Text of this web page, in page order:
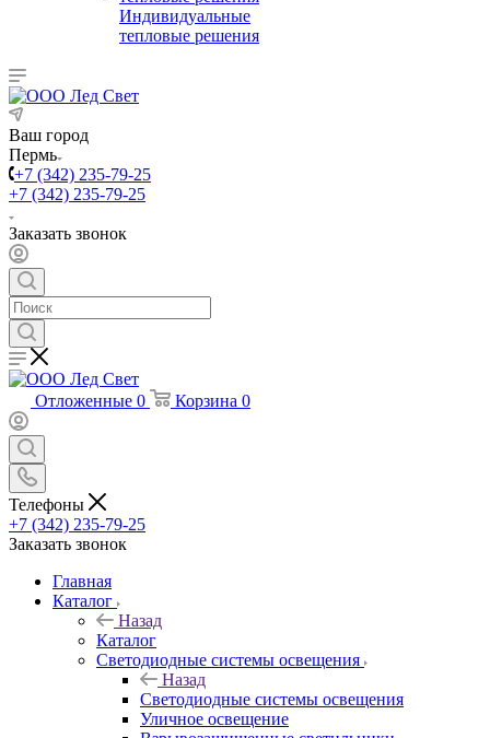
Индивидуальные
тепловые решения
Ваш город
Пермь
+7 (342) 235-79-25
+7 (342) 235-79-25
Заказать звонок
Отложенные 0 Корзина 0
Телефоны
+7 (342) 235-79-25
Заказать звонок
Главная
Каталог
Назад
Каталог
Светодиодные системы освещения
Назад
Светодиодные системы освещения
Уличное освещение